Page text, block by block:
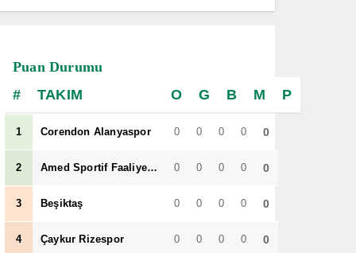
Puan Durumu
TAKIM
O G B M P
1 Corendon Alanyaspor 0 0 0 0 0
2 Amed Sportif Faaliyetler 0 0 0 0 0
3 Beşiktaş 0 0 0 0 0
4 Çaykur Rizespor 0 0 0 0 0